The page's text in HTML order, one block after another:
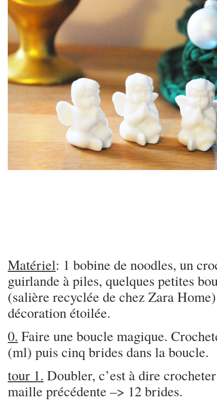
Matériel: 1 bobine de noodles, un
guirlande à piles, quelques petites
(salière recyclée de chez Zara
décoration étoilée.
0. Faire une boucle magique.
(ml) puis cinq brides dans la boucle.
tour 1. Doubler, c’est à dire
maille précédente –> 12 brides.